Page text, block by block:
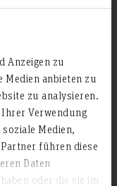
Anzeigen zu
anbieten zu
zu analysieren.
Verwendung
Medien,
führen diese
Daten
oder die sie im